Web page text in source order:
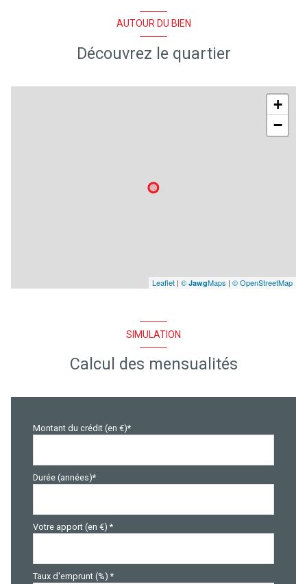
quartier Sud Lacanau Ocean
AUTOUR DU BIEN
Découvrez le quartier
+
−
Leaflet | © JawgMaps | © OpenStreetMap
SIMULATION
Calcul des mensualités
Montant du crédit (en €)*
Durée (années)*
Votre apport (en €) *
Taux d'emprunt (%) *